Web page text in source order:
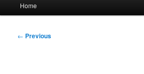
Home
Post
← Previous